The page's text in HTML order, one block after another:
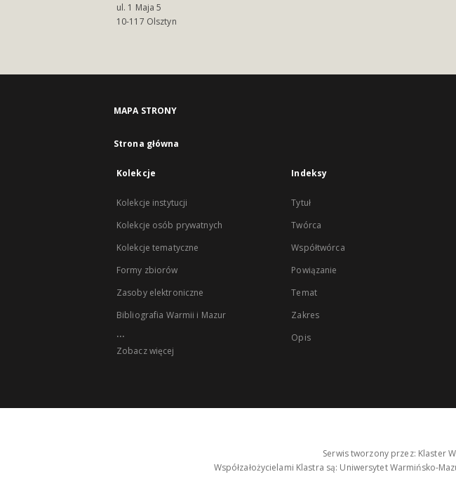
ul. 1 Maja 5
10-117 Olsztyn
MAPA STRONY
Strona główna
Kolekcje
Kolekcje instytucji
Kolekcje osób prywatnych
Kolekcje tematyczne
Formy zbiorów
Zasoby elektroniczne
Bibliografia Warmii i Mazur
...
Zobacz więcej
Indeksy
Tytuł
Twórca
Współtwórca
Powiązanie
Temat
Zakres
Opis
Serwis tworzony przez: Klaster
Współzałożycielami Klastra są: Uniwersytet Warmińsko-